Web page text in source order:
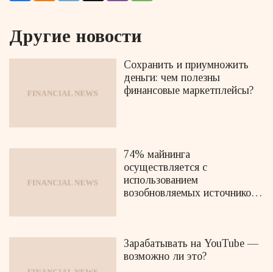
Другие новости
Сохранить и приумножить
деньги: чем полезны
финансовые маркетплейсы?
74% майнинга
осуществляется с
использованием
возобновляемых источников
Зарабатывать на YouTube —
возможно ли это?